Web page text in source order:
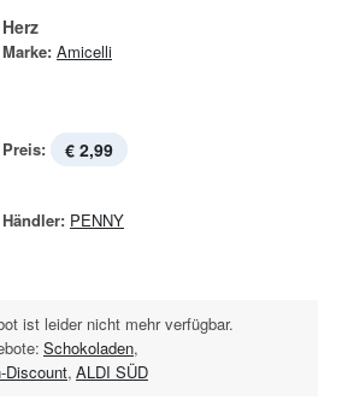
Herz
Marke: Amicelli
Preis: € 2,99
Händler: PENNY
ist leider nicht mehr verfügbar.
Schokoladen,
Discount, ALDI SÜD